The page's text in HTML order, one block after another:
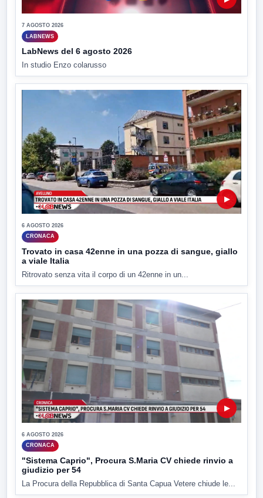
7 AGOSTO 2026
LABNEWS
LabNews del 6 agosto 2026
In studio Enzo colarusso
▶
6 AGOSTO 2026
CRONACA
Trovato in casa 42enne in una pozza di sangue, giallo
a viale Italia
Ritrovato senza vita il corpo di un 42enne in un...
▶
6 AGOSTO 2026
CRONACA
"Sistema Caprio", Procura S.Maria CV chiede rinvio a
giudizio per 54
La Procura della Repubblica di Santa Capua Vetere chiude le...